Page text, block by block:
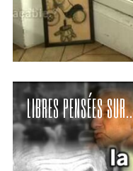
LIBRES PENSÉES